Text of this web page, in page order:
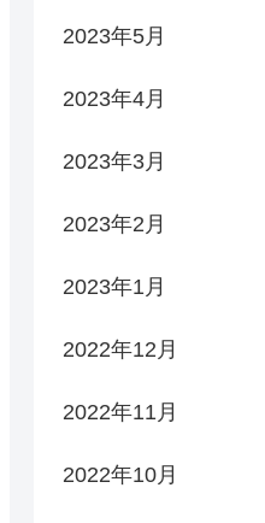
2023年5月
2023年4月
2023年3月
2023年2月
2023年1月
2022年12月
2022年11月
2022年10月